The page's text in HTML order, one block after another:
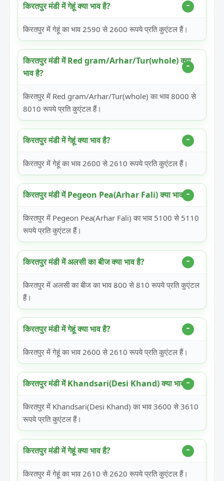
किरतपुर मंडी में गेहूं क्या भाव है?
किरतपुर में गेहूं का भाव 2590 से 2600 रूपये प्रति कुएंटल हैं।
किरतपुर मंडी में Red gram/Arhar/Tur(whole) क्या
भाव है?
किरतपुर में Red gram/Arhar/Tur(whole) का भाव 8000 से
8010 रूपये प्रति कुएंटल हैं।
किरतपुर मंडी में गेहूं क्या भाव है?
किरतपुर में गेहूं का भाव 2600 से 2610 रूपये प्रति कुएंटल हैं।
किरतपुर मंडी में Pegeon Pea(Arhar Fali) क्या भाव है?
किरतपुर में Pegeon Pea(Arhar Fali) का भाव 5100 से 5110
रूपये प्रति कुएंटल हैं।
किरतपुर मंडी में अलसी का बीज क्या भाव है?
किरतपुर में अलसी का बीज का भाव 800 से 810 रूपये प्रति कुएंटल
हैं।
किरतपुर मंडी में गेहूं क्या भाव है?
किरतपुर में गेहूं का भाव 2600 से 2610 रूपये प्रति कुएंटल हैं।
किरतपुर मंडी में Khandsari(Desi Khand) क्या भाव है?
किरतपुर में Khandsari(Desi Khand) का भाव 3600 से 3610
रूपये प्रति कुएंटल हैं।
किरतपुर मंडी में गेहूं क्या भाव है?
किरतपुर में गेहूं का भाव 2610 से 2620 रूपये प्रति कुएंटल हैं।